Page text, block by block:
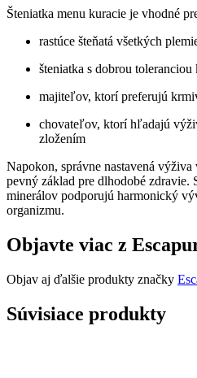
Šteniatka menu kuracie je vhodné
rastúce šteňatá všetkých
šteniatka s dobrou toleranciou
majiteľov, ktorí preferujú
chovateľov, ktorí hľadajú
zložením
Napokon, správne nastavená
pevný základ pre dlhodobé zdravie.
minerálov podporujú harmonický
organizmu.
Objavte viac z
Objav aj ďalšie produkty značky
Súvisiace produkty